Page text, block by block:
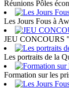
Réunions Pôles
Les Jours Fous à
JEU CONCOURS
Les portraits de la
Formation sur les